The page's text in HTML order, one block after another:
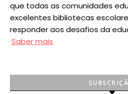
que todas as comunidades
excelentes bibliotecas
responder aos desafios da
Saber mais